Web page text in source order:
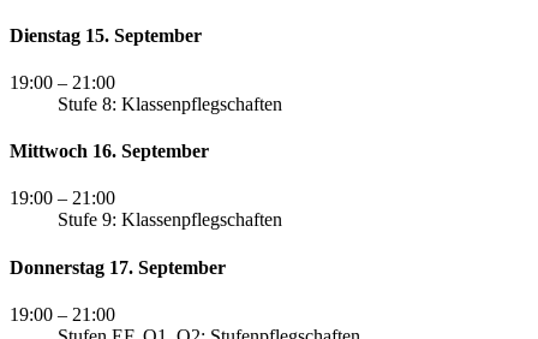
Dienstag 15. September
19:00 – 21:00
Stufe 8: Klassenpflegschaften
Mittwoch 16. September
19:00 – 21:00
Stufe 9: Klassenpflegschaften
Donnerstag 17. September
19:00 – 21:00